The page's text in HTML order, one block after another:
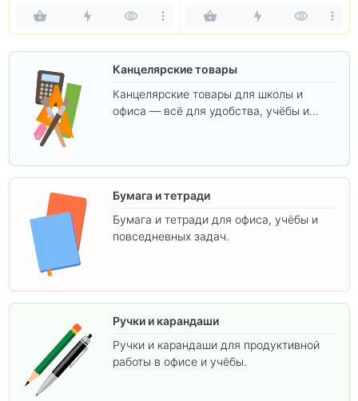
Канцелярские товары
Канцелярские товары для школы и
офиса — всё для удобства, учёбы и
Бумага и тетради
Бумага и тетради для офиса, учёбы и
повседневных задач.
Ручки и карандаши
Ручки и карандаши для продуктивной
работы в офисе и учёбы.